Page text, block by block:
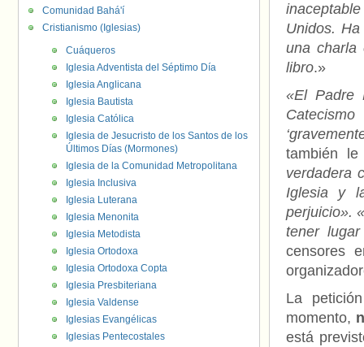
Unidos.
una
libro.»
«El Padre
también
verdadera
Iglesia y
perjuicio».
tener
censores
La
momento,
está
Comunidad Bahá'í
Cristianismo (Iglesias)
Cuáqueros
Iglesia Adventista del Séptimo Día
Iglesia Anglicana
Iglesia Bautista
Iglesia Católica
Iglesia de Jesucristo de los Santos de los
Últimos Días (Mormones)
Iglesia de la Comunidad Metropolitana
Iglesia Inclusiva
Iglesia Luterana
Iglesia Menonita
Iglesia Metodista
Iglesia Ortodoxa
Iglesia Ortodoxa Copta
Iglesia Presbiteriana
Iglesia Valdense
Iglesias Evangélicas
Iglesias Pentecostales